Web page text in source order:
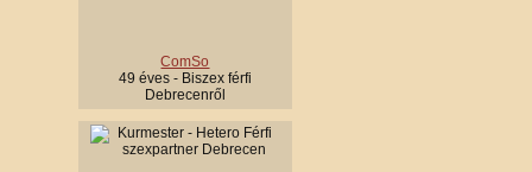
ComSo
49 éves - Biszex férfi
Debrecenről